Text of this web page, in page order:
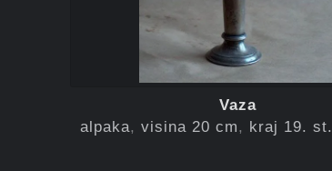
Vaza
alpaka
visina 20 cm kraj 19. st.